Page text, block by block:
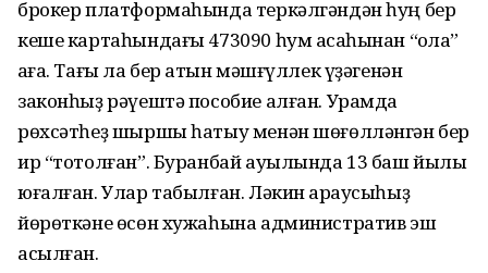
брокер платформаһында теркәлгәндән һуң бер
кеше картаһындағы 473090 һум аҡсаһынан “ҡолаҡ”
ҡаға. Тағы ла бер ҡатын мәшғүллек үҙәгенән
законһыҙ рәүештә пособие алған. Урамда
рөхсәтһеҙ шыршы һатыу менән шөғөлләнгән бер
ир “тотолған”. Буранбай ауылында 13 баш йылҡы
юғалған. Улар табылған. Ләкин ҡараусыһыҙ
йөрөткәне өсөн хужаһына административ эш
асылған.